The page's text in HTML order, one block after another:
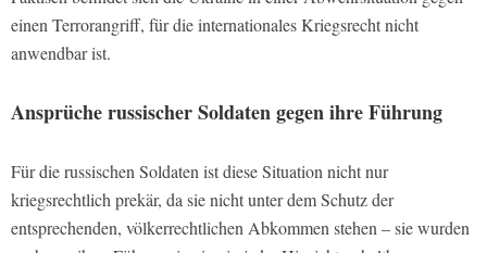
einen Terrorangriff, für die internationales Kriegsrecht nicht
anwendbar ist.
Ansprüche russischer Soldaten gegen ihre Führung
Für die russischen Soldaten ist diese Situation nicht nur
kriegsrechtlich prekär, da sie nicht unter dem Schutz der
entsprechenden, völkerrechtlichen Abkommen stehen – sie wurden